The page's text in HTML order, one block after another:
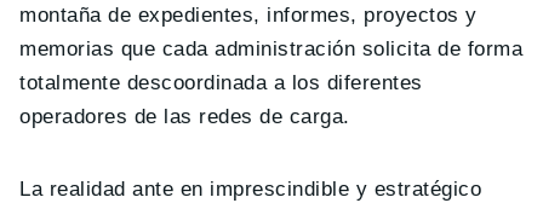
montaña de expedientes, informes, proyectos y
memorias que cada administración solicita de forma
totalmente descoordinada a los diferentes
operadores de las redes de carga.
La realidad ante en imprescindible y estratégico